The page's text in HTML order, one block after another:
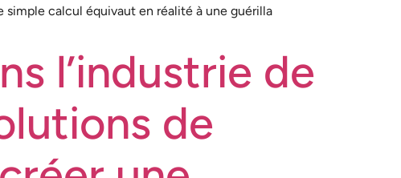
simple calcul équivaut en réalité à une guérilla
l’industrie de
de